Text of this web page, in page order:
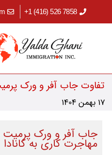
7858 526 (416) 1+
تفاوت جاب آفر و ورک
17 بهمن 1404
جاب آفر و ورک
مهاجرت کاری به کانادا